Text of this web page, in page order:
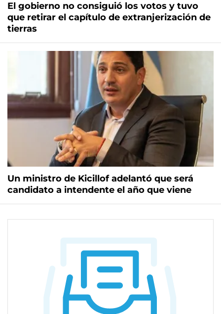
El gobierno no consiguió los votos y tuvo
que retirar el capítulo de extranjerización de
tierras
Un ministro de Kicillof adelantó que será
candidato a intendente el año que viene